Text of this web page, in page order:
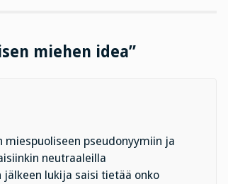
miehen idea”
pseudonyymiin ja
neutraaleilla
lukija saisi tietää onko